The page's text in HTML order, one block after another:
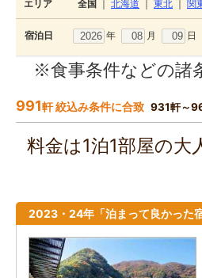
エリア 全国 北海道 東北 関
宿泊日 年 月 日
※食事条件などの諸
991軒 絞込み条件に合致 931軒～
料金は1泊1部屋の大
2023・24年「泊まって良かった